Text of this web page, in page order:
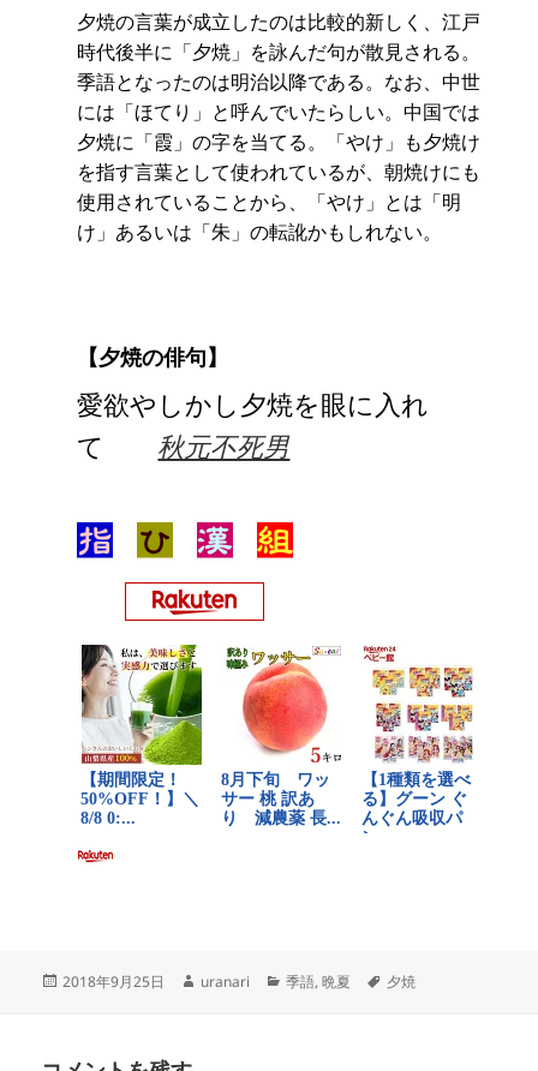
夕焼の言葉が成立したのは比較的新しく、江戸
時代後半に「夕焼」を詠んだ句が散見される。
季語となったのは明治以降である。なお、中世
には「ほてり」と呼んでいたらしい。中国では
夕焼に「霞」の字を当てる。「やけ」も夕焼け
を指す言葉として使われているが、朝焼けにも
使用されていることから、「やけ」とは「明
け」あるいは「朱」の転訛かもしれない。
【夕焼の俳句】
愛欲やしかし夕焼を眼に入れ
て 秋元不死男
投
2018年9月25日
作
uranari
カ
季語,晩夏
タ
夕焼